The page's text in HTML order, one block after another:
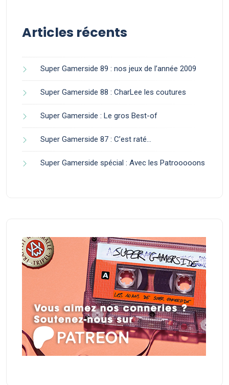
Articles récents
Super Gamerside 89 : nos jeux de l’année 2009
Super Gamerside 88 : CharLee les coutures
Super Gamerside : Le gros Best-of
Super Gamerside 87 : C’est raté…
Super Gamerside spécial : Avec les Patrooooons